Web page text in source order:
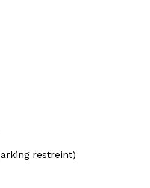
restreint)